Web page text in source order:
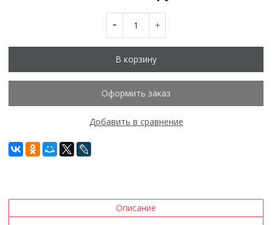
В корзину
Оформить заказ
Добавить в сравнение
Описание